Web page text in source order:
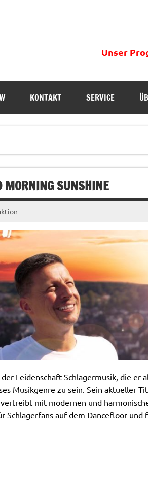
Unser
KONTAKT SERVICE
MORNING SUNSHINE
Leidenschaft Schlagermusik, die er
Musikgenre zu sein. Sein aktueller
mit modernen und
Schlagerfans auf dem Dancefloor